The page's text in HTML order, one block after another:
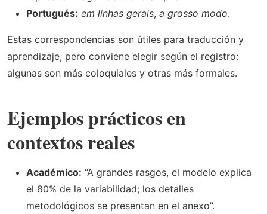
Portugués: em linhas gerais, a grosso modo.
Estas correspondencias son útiles para traducción y
aprendizaje, pero conviene elegir según el registro:
algunas son más coloquiales y otras más formales.
Ejemplos prácticos en
contextos reales
Académico: “A grandes rasgos, el modelo explica
el 80% de la variabilidad; los detalles
metodológicos se presentan en el anexo”.